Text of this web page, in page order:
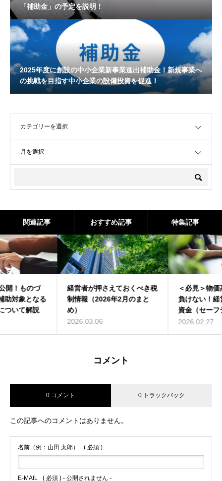
「補助金」の予定を説明！
2025年度に創設の中小企業新事業進出補助金！新規事業へ
の挑戦を目指す中小企業の設備投資を促進！
関連記事 おすすめ記事 特集記事
経営者が押さえておくべき税
制情報（2026年2月のまと
め）
＜必見＞物価高・コスト増に
負けない！経営環境変化対応
資金（セーフティネット貸
コメント
0 コメント 0 トラックバック
この記事へのコメントはありません。
名前（例：山田 太郎） ( 必須 )
E-MAIL ( 必須 ) - 公開されません -